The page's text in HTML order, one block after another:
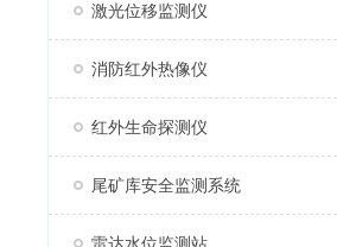
激光位移监测仪
消防红外热像仪
红外生命探测仪
尾矿库安全监测系统